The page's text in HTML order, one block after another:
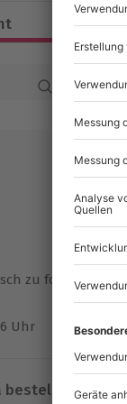
Stunden
60-90 Minuten
Terminen
(unter 18
m
körperliche oder
dem
Karte in
zu folgenden
Uhr
bestellen?